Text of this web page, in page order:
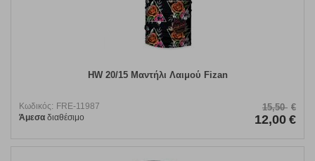
HW 20/15 Μαντήλι Λαιμού Fizan
Κωδικός: FRE-11987
Άμεσα διαθέσιμο
15,50 €
12,00 €